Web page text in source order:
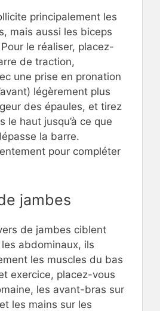
principalement les
mais aussi les biceps
le réaliser, placez-
de traction,
une prise en pronation
légèrement plus
des épaules, et tirez
le haut jusqu’à ce que
la barre.
pour compléter
jambes
de jambes ciblent
abdominaux, ils
les muscles du bas
exercice, placez-vous
les avant-bras sur
les mains sur les